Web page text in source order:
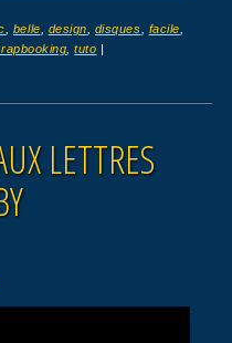
belle design disques facile
,tuto |
LETTRES